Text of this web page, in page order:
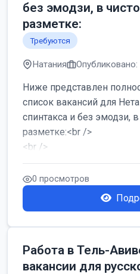
без эмодзи, в
разметке:
Требуются
Натания
Ниже представлен
список вакансий для
спинтакса и без эмодзи,
разметке:<br />
<br />
Работа в Нетании на
требу...
0 просмотров
Работа в Тель-
вакансии для